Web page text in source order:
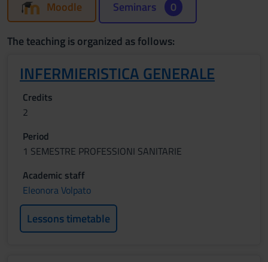
Moodle Seminars 0
The teaching is organized as follows:
INFERMIERISTICA GENERALE
Credits
2
Period
1 SEMESTRE PROFESSIONI SANITARIE
Academic staff
Eleonora Volpato
Lessons timetable